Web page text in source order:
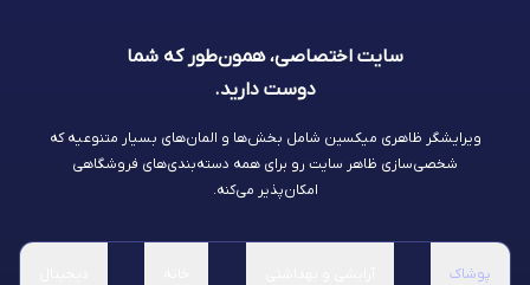
سایت اختصاصی، همون‌طور که شما
دوست دارید.
ویرایشگر ظاهری میکسین شامل بخش‌ها و المان‌های بسیار متنوعیه که
شخصی‌سازی ظاهر سایت رو برای همه دسته‌بندی‌های فروشگاهی
امکان‌پذیر می‌کنه.
پوشاک